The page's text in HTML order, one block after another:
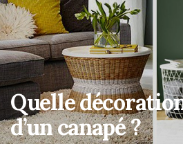
Quelle
d’un canapé ?